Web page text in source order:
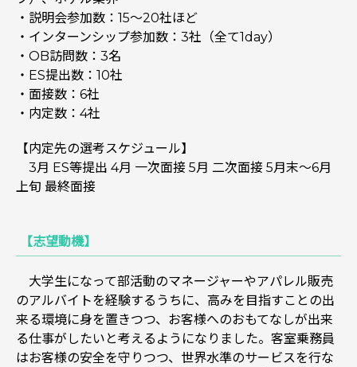
・説明会参加数：15〜20社ほど
・インターンシップ参加数：3社（全て1day）
・OB訪問数：3名
・ES提出数：10社
・面接数：6社
・内定数：4社
【内定先の選考スケジュール】
3月 ES等提出 4月 一次面接 5月 二次面接 5月末〜6月
上旬 最終面接
【志望動機】
大学生になって部活動のマネージャーやアパレル販売
のアルバイトを経験するうちに、高みを目指すことの出
来る環境に身を置きつつ、お客様へのおもてなしが出来
る仕事がしたいと考えるようになりました。客室乗務員
はお客様の安全を守りつつ、世界水準のサービスを行な